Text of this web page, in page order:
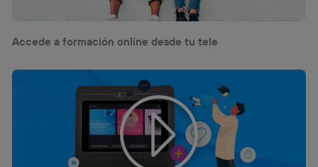
Accede a formación online desde tu tele